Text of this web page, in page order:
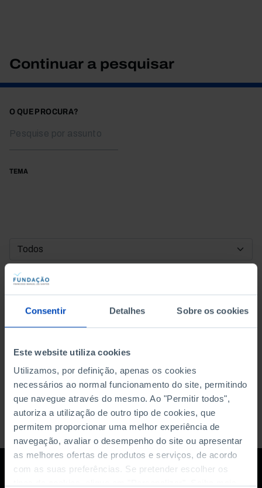
Consentir Detalhes Sobre os cookies
Este website utiliza cookies
Utilizamos, por definição, apenas os cookies
necessários ao normal funcionamento do site, permitindo
que navegue através do mesmo. Ao "Permitir todos",
autoriza a utilização de outro tipo de cookies, que
permitem proporcionar uma melhor experiência de
navegação, avaliar o desempenho do site ou apresentar
as melhores ofertas de produtos e serviços, de acordo
com as suas preferências. Se pretender escolher os
Continuar a pesquisar
O QUE PROCURA?
TEMA
DATA DE INÍCIO
DATA DE FIM